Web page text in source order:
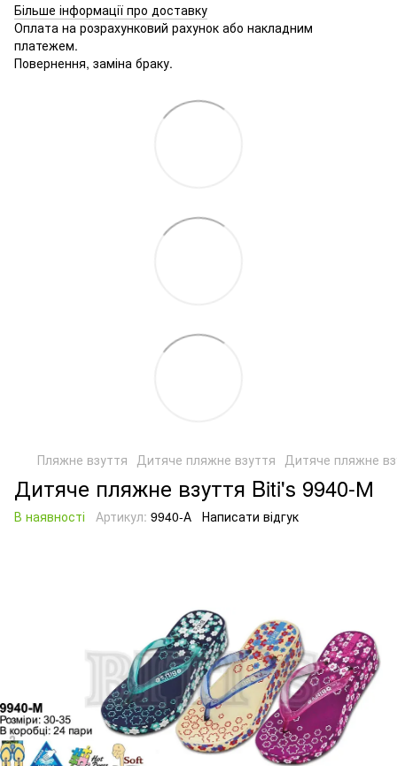
Більше інформації про доставку
Оплата на розрахунковий рахунок або накладним
платежем.
Повернення, заміна браку.
Пляжне взуття Дитяче пляжне взуття Дитяче пляжне
Дитяче пляжне взуття Biti's 9940-М
В наявності Артикул: 9940-А Написати відгук